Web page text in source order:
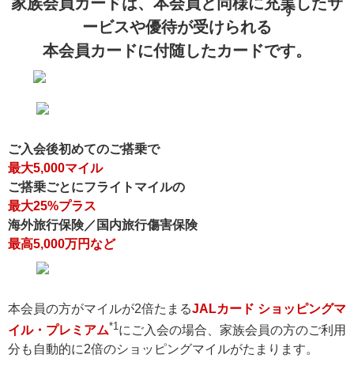
ービスや優待が受けられる
本会員カードに付随したカードです。
ご入会後初めてのご搭乗で
最大5,000マイル
ご搭乗ごとにフライトマイルの
最大25%プラス
海外旅行保険／国内旅行傷害保険
最高5,000万円など
本会員の方がマイルが2倍たまるJALカード ショッピングマ
イル・プレミアム*1にご入会の場合、家族会員の方のご利用
分も自動的に2倍のショッピングマイルがたまります。